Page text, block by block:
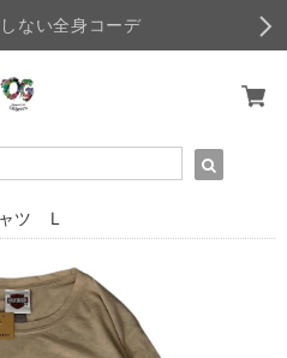
ない全身コーデ
ツ L